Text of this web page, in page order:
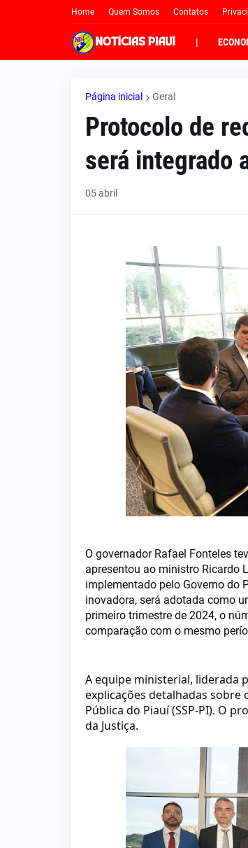
Home Quem Somos Contatos
|
Página inicial Geral
Protocolo de
será integrado
05 abril
O governador Rafael Fonteles
apresentou ao ministro Ricardo
implementado pelo Governo do
inovadora, será adotada como
primeiro trimestre de 2024, o
comparação com o mesmo
A equipe ministerial, liderada
explicações detalhadas sobre
Pública do Piauí (SSP-PI). O
da Justiça.